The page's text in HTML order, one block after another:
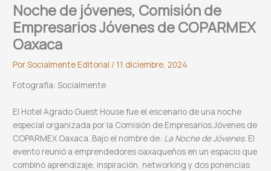
Noche de jóvenes, Comisión de
Empresarios Jóvenes de COPARMEX
Oaxaca
PorSocialmente Editorial / 11 diciembre, 2024
Fotografía: Socialmente
El Hotel Agrado Guest House fue el escenario de una noche
especial organizada por la Comisión de Empresarios Jóvenes de
COPARMEX Oaxaca. Bajo el nombre de: La Noche de Jóvenes. El
evento reunió a emprendedores oaxaqueños en un espacio que
combinó aprendizaje, inspiración, networking y dos ponencias